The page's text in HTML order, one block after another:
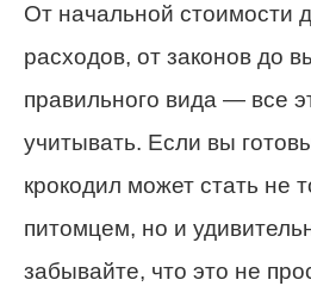
От начальной стоимости
расходов, от законов до
правильного вида — все
учитывать. Если вы
крокодил может стать не
питомцем, но и
забывайте, что это не